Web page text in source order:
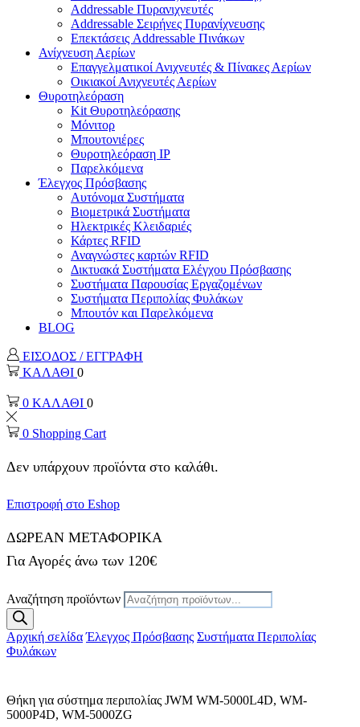
Addressable Πυρανιχνευτές
Addressable Σειρήνες Πυρανίχνευσης
Επεκτάσεις Addressable Πινάκων
Ανίχνευση Αερίων
Επαγγελματικοί Ανιχνευτές & Πίνακες Αερίων
Οικιακοί Ανιχνευτές Αερίων
Θυροτηλεόραση
Kit Θυροτηλεόρασης
Μόνιτορ
Μπουτονιέρες
Θυροτηλεόραση ΙΡ
Παρελκόμενα
Έλεγχος Πρόσβασης
Aυτόνομα Συστήματα
Βιομετρικά Συστήματα
Ηλεκτρικές Κλειδαριές
Κάρτες RFID
Αναγνώστες καρτών RFID
Δικτυακά Συστήματα Ελέγχου Πρόσβασης
Συστήματα Παρουσίας Εργαζομένων
Συστήματα Περιπολίας Φυλάκων
Mπουτόν και Παρελκόμενα
BLOG
ΕΙΣΟΔΟΣ / ΕΓΓΡΑΦΗ
ΚΑΛΑΘΙ 0
0 ΚΑΛΑΘΙ 0
0 Shopping Cart
Δεν υπάρχουν προϊόντα στο καλάθι.
Επιστροφή στο Eshop
ΔΩΡΕΑΝ ΜΕΤΑΦΟΡΙΚΑ
Για Αγορές άνω των 120€
Αναζήτηση προϊόντων
Αρχική σελίδα Έλεγχος Πρόσβασης Συστήματα Περιπολίας
Φυλάκων
Θήκη για σύστημα περιπολίας JWM WM-5000L4D, WM-
5000P4D, WM-5000ZG